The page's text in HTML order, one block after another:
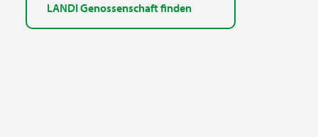
LANDI Genossenschaft finden